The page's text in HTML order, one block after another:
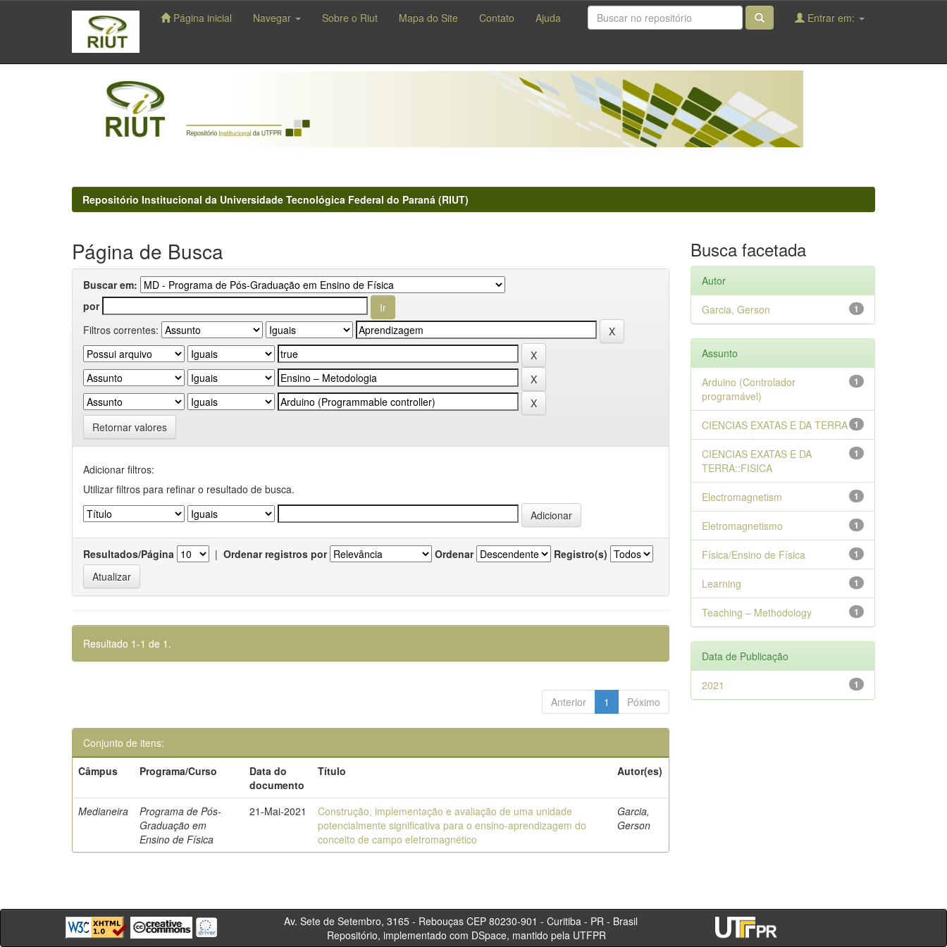
navigation
Página inicial Navegar Sobre o Riut Mapa do Site Contato Ajuda Entrar em:
Repositório Institucional da Universidade Tecnológica Federal do Paraná (RIUT)
Página de Busca
Buscar em:
por
Filtros correntes:
Retornar valores
Adicionar filtros:
Utilizar filtros para refinar o resultado de busca.
Resultados/Página | Ordenar registros por Ordenar Registro(s)
Resultado 1-1 de 1.
Anterior 1 Póximo
Conjunto de itens:
Câmpus
Programa/Curso
Data do
documento
Título Autor(es)
Medianeira
Programa de Pós-
Graduação em
Ensino de Física
21-Mai-2021
Construção, implementação e avaliação de uma unidade
potencialmente significativa para o ensino-aprendizagem do
conceito de campo eletromagnético
Garcia,
Gerson
Busca facetada
Autor
1
Garcia, Gerson
Assunto
1
Arduino (Controlador
programável)
1
CIENCIAS EXATAS E DA TERRA
1
CIENCIAS EXATAS E DA
TERRA::FISICA
1
Electromagnetism
1
Eletromagnetismo
1
Física/Ensino de Física
1
Learning
1
Teaching – Methodology
Data de Publicação
1
2021
Av. Sete de Setembro, 3165 - Rebouças CEP 80230-901 - Curitiba - PR - Brasil
Repositório, implementado com DSpace, mantido pela UTFPR